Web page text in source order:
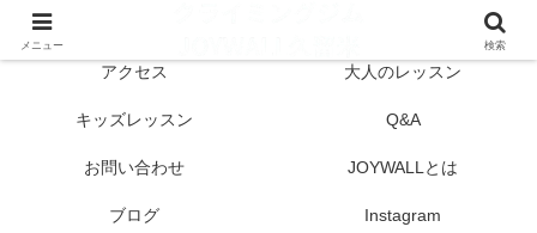
アクセス 大人のレッスン
キッズレッスン Q&A
お問い合わせ JOYWALLとは
ブログ Instagram
メニュー 検索